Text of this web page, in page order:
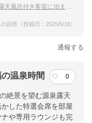
に泊まりたい！おすすめの温泉宿は？
回答（投稿日：2025/5/18）
通報する
温泉時間 0
絶景を望む源泉露天
した特選会席を部屋
や専用ラウンジも完